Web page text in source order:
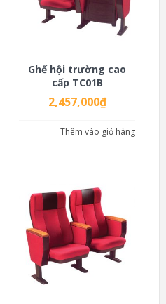
Ghế hội trường cao
cấp TC01B
2,457,000₫
Thêm vào giỏ hàng